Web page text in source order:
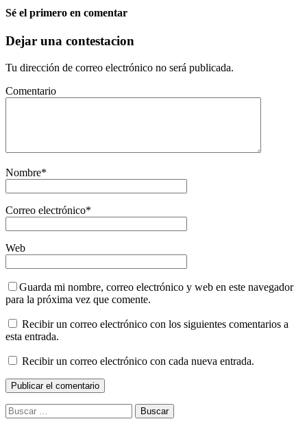
Sé el primero en comentar
Dejar una contestacion
Tu dirección de correo electrónico no será publicada.
Comentario
Nombre*
Correo electrónico*
Web
Guarda mi nombre, correo electrónico y web en este navegador
para la próxima vez que comente.
Recibir un correo electrónico con los siguientes comentarios a
esta entrada.
Recibir un correo electrónico con cada nueva entrada.
Buscar: